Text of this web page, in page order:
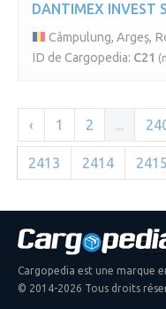
DANTIMEX INVEST
Câmpulung, Argeș,
ID de Cargopedia: C21
‹ 1 2 ...
2413 2414 2415
Cargopedia est une marque
© 2014-2026 Tous droits